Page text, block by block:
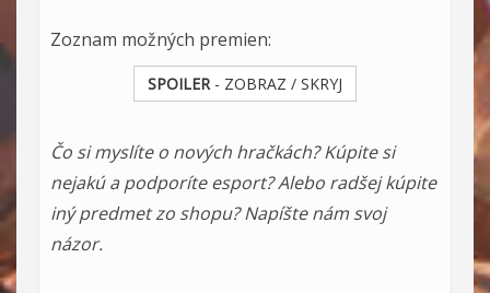
Zoznam možných premien:
SPOILER- ZOBRAZ / SKRYJ
Čo si myslíte o nových hračkách? Kúpite si
nejakú a podporíte esport? Alebo radšej kúpite
iný predmet zo shopu? Napíšte nám svoj
názor.